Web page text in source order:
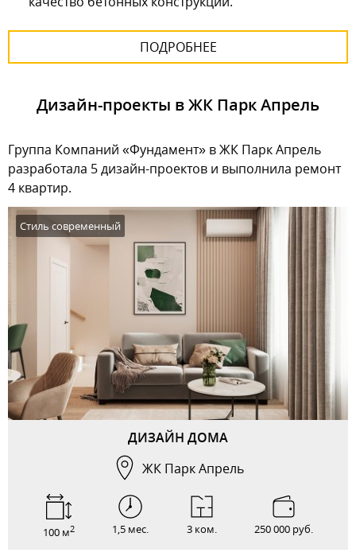
ПОДРОБНЕЕ
Дизайн-проекты в ЖК Парк Апрель
Группа Компаний «Фундамент» в ЖК Парк Апрель
разработала 5 дизайн-проектов и выполнила ремонт
4 квартир.
ДИЗАЙН ДОМА
ЖК Парк Апрель
Стиль современный
100 м2 1,5 мес. 3 ком. 250 000 руб.